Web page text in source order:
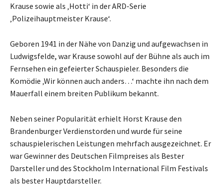
Krause sowie als ‚Hotti‘ in der ARD-Serie
‚Polizeihauptmeister Krause‘.
Geboren 1941 in der Nähe von Danzig und aufgewachsen in
Ludwigsfelde, war Krause sowohl auf der Bühne als auch im
Fernsehen ein gefeierter Schauspieler. Besonders die
Komödie ‚Wir können auch anders…‘ machte ihn nach dem
Mauerfall einem breiten Publikum bekannt.
Neben seiner Popularität erhielt Horst Krause den
Brandenburger Verdienstorden und wurde für seine
schauspielerischen Leistungen mehrfach ausgezeichnet. Er
war Gewinner des Deutschen Filmpreises als Bester
Darsteller und des Stockholm International Film Festivals
als bester Hauptdarsteller.